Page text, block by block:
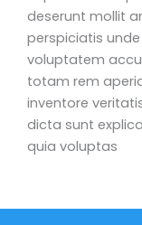
deserunt mollit
perspiciatis
voluptatem
totam rem
inventore
dicta sunt
quia voluptas